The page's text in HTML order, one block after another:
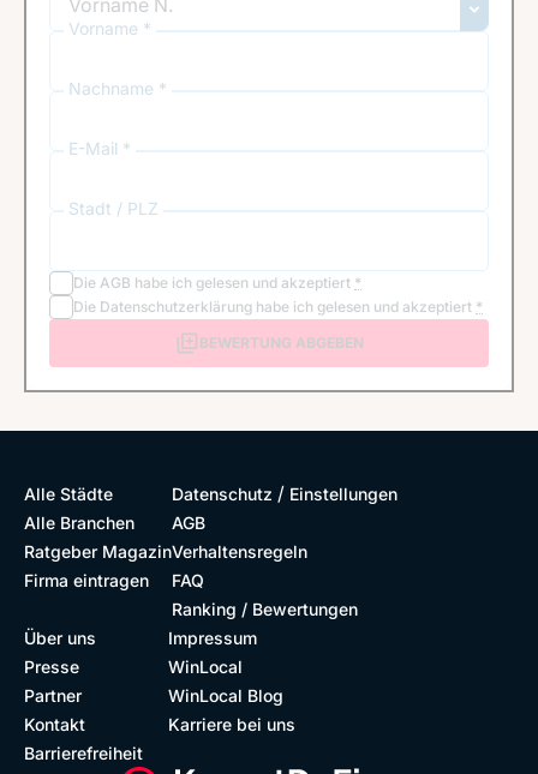
Vorname *
Nachname *
E-Mail *
Stadt / PLZ
Die AGB habe ich gelesen und akzeptiert *
Die Datenschutzerklärung habe ich gelesen und akzeptiert *
BEWERTUNG ABGEBEN
Alle Städte
Alle Branchen
Ratgeber Magazin
Firma eintragen
Datenschutz / Einstellungen
AGB
Verhaltensregeln
FAQ
Ranking / Bewertungen
Über uns
Presse
Partner
Kontakt
Barrierefreiheit
Impressum
WinLocal
WinLocal Blog
Karriere bei uns